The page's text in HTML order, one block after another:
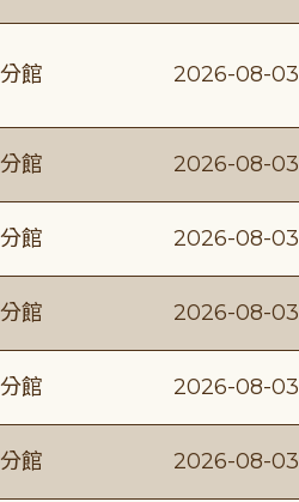
館 2026-08-03
館 2026-08-03
館 2026-08-03
館 2026-08-03
館 2026-08-03
館 2026-08-03